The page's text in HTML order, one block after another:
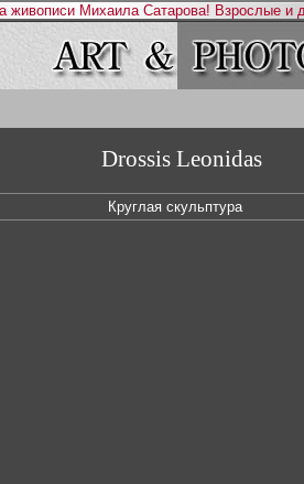
живописи Михаила Сатарова! Взрослые и
Drossis Leonidas
Круглая скульптура